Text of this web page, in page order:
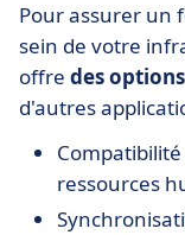
Pour assurer un
sein de votre
offre des
d'autres
ressources